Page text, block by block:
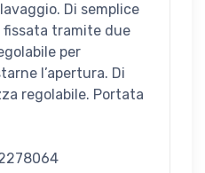
Di semplice
fissata tramite due
per
l’apertura. Di
regolabile. Portata